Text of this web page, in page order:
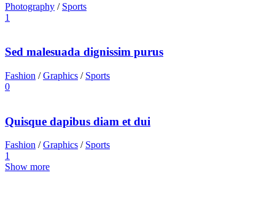
Photography / Sports
1
Sed malesuada dignissim purus
Fashion /Graphics / Sports
0
Quisque dapibus diam et dui
Fashion /Graphics / Sports
1
Show more